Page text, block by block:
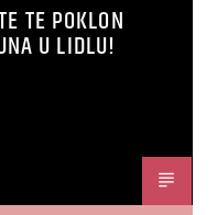
TE POKLON
U LIDLU!